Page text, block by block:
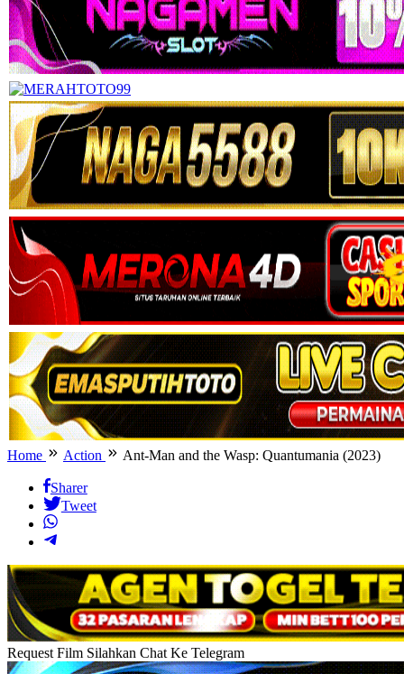
Home Action Ant-Man and the Wasp: Quantumania (2023)
Sharer
Tweet
Request Film Silahkan Chat Ke Telegram